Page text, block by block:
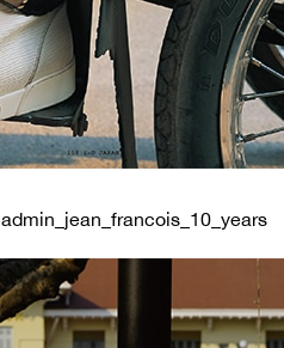
admin_jean_francois_10_years